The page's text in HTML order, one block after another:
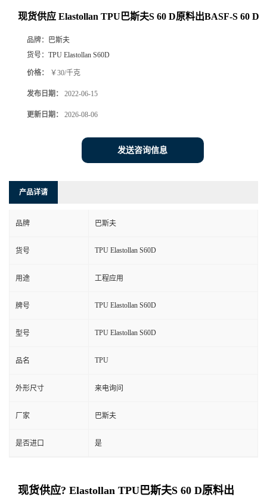
现货供应 Elastollan TPU巴斯夫S 60 D原料出BASF-S 60 D
品牌：
巴斯夫
货号： TPU Elastollan S60D
价格： ￥30/千克
发布日期： 2022-06-15
更新日期： 2026-08-06
发送咨询信息
产品详请
品牌 巴斯夫
货号 TPU Elastollan S60D
用途 工程应用
牌号 TPU Elastollan S60D
型号 TPU Elastollan S60D
品名 TPU
外形尺寸 来电询问
厂家 巴斯夫
是否进口 是
现货供应? Elastollan TPU巴斯夫S 60 D原料出